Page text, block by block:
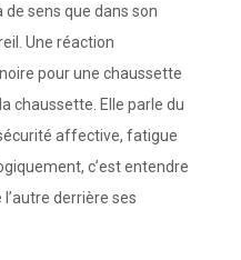
de sens que dans son
Une réaction
pour une chaussette
chaussette. Elle parle du
affective, fatigue
c’est entendre
derrière ses